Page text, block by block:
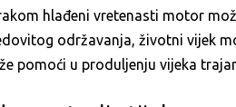
hlađeni vretenasti motor
održavanja, životni vijek
pomoći u produljenju vijeka